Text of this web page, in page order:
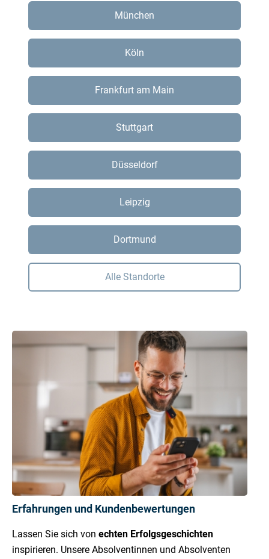
München
Köln
Frankfurt am Main
Stuttgart
Düsseldorf
Leipzig
Dortmund
Alle Standorte
Erfahrungen und Kundenbewertungen
Lassen Sie sich von echten Erfolgsgeschichten
inspirieren. Unsere Absolventinnen und Absolventen